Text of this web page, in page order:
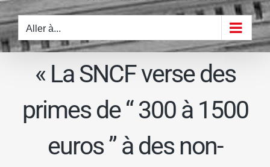
Aller à...
« La SNCF verse des
primes de “ 300 à 1500
euros ” à des non-